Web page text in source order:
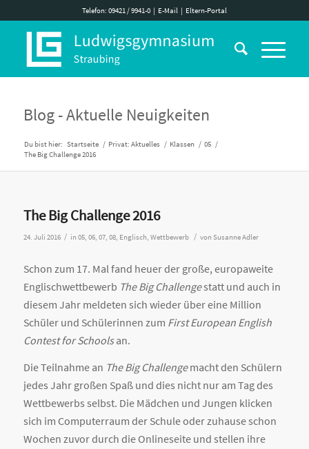
Telefon: 09421 / 9941-0| E-Mail| Eltern-Portal
Blog - Aktuelle Neuigkeiten
Du bist hier: Startseite / Privat: Aktuelles / Klassen / 05 /
The Big Challenge 2016
The Big Challenge 2016
24. Juli 2016 / in 05, 06, 07, 08, Englisch, Wettbewerb / von Susanne Adler
Schon zum 17. Mal fand heuer der große, europaweite
Englischwettbewerb The Big Challengestatt und auch in
diesem Jahr meldeten sich wieder über eine Million
Schüler und Schülerinnen zum First European English
Contest for Schoolsan.
Die Teilnahme an The Big Challengemacht den Schülern
jedes Jahr großen Spaß und dies nicht nur am Tag des
Wettbewerbs selbst. Die Mädchen und Jungen klicken
sich im Computerraum der Schule oder zuhause schon
Wochen zuvor durch die Onlineseite und stellen ihre